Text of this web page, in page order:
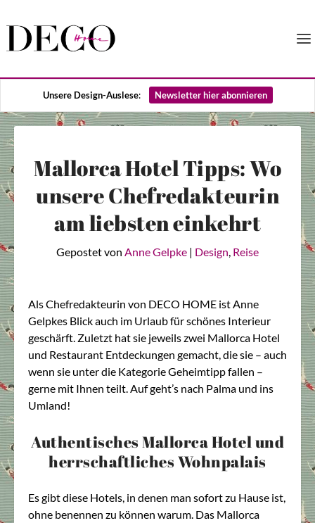
Unsere Design-Auslese: Newsletter hier abonnieren
Mallorca Hotel Tipps: Wo
unsere Chefredakteurin
am liebsten einkehrt
Gepostet von Anne Gelpke | Design, Reise
Als Chefredakteurin von DECO HOME ist Anne
Gelpkes Blick auch im Urlaub für schönes Interieur
geschärft. Zuletzt hat sie jeweils zwei Mallorca Hotel
und Restaurant Entdeckungen gemacht, die sie – auch
wenn sie unter die Kategorie Geheimtipp fallen –
gerne mit Ihnen teilt. Auf geht’s nach Palma und ins
Umland!
Authentisches Mallorca Hotel und
herrschaftliches Wohnpalais
Es gibt diese Hotels, in denen man sofort zu Hause ist,
ohne benennen zu können warum. Das Mallorca